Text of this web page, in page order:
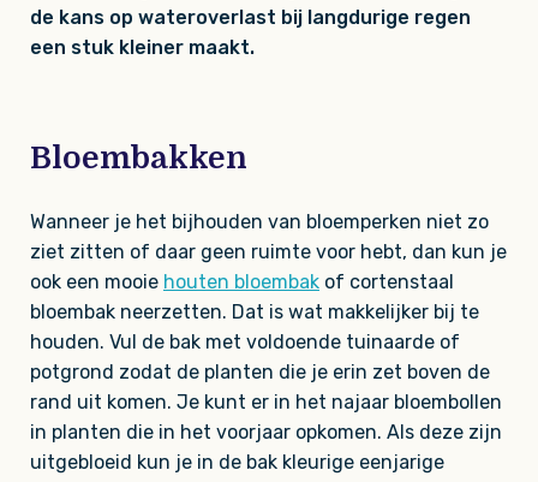
de kans op wateroverlast bij langdurige regen
een stuk kleiner maakt.
Bloembakken
Wanneer je het bijhouden van bloemperken niet zo
ziet zitten of daar geen ruimte voor hebt, dan kun je
ook een mooie houten bloembak of cortenstaal
bloembak neerzetten. Dat is wat makkelijker bij te
houden. Vul de bak met voldoende tuinaarde of
potgrond zodat de planten die je erin zet boven de
rand uit komen. Je kunt er in het najaar bloembollen
in planten die in het voorjaar opkomen. Als deze zijn
uitgebloeid kun je in de bak kleurige eenjarige